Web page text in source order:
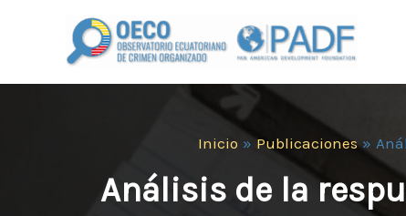
contenido
Inicio Publicaciones
Análisis de la